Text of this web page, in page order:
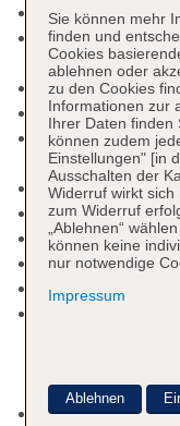
Check-out Zeit
Early Check-
Gebühr,
Hoteleröffnung:
Letzte
Rezeption: 24
englisch,
Geldautomat
Gartenanlage,
Pools: 4
25m-Sport-
Sie können mehr
finden und
Cookies
ablehnen oder
zu den Cookies
Informationen zur
Ihrer Daten finden
können zudem
Einstellungen" [in
Ausschalten der
Widerruf wirkt
zum Widerruf
„Ablehnen“
können keine
nur notwendige
Impressum
Ablehnen